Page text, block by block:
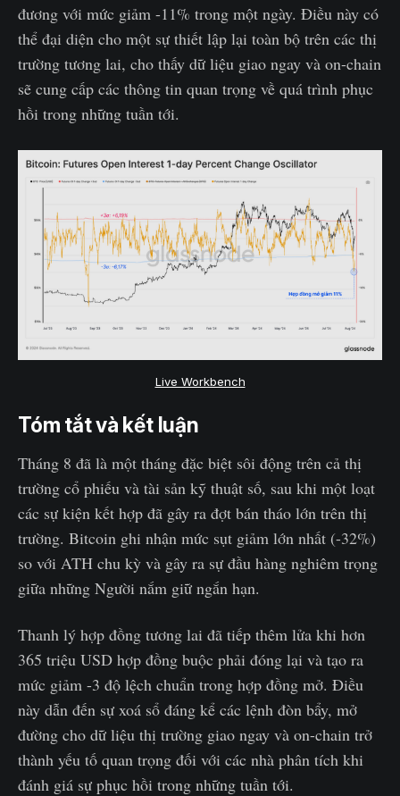
đương với mức giảm -11% trong một ngày. Điều này có
thể đại diện cho một sự thiết lập lại toàn bộ trên các thị
trường tương lai, cho thấy dữ liệu giao ngay và on-chain
sẽ cung cấp các thông tin quan trọng về quá trình phục
hồi trong những tuần tới.
Live Workbench
Tóm tắt và kết luận
Tháng 8 đã là một tháng đặc biệt sôi động trên cả thị
trường cổ phiếu và tài sản kỹ thuật số, sau khi một loạt
các sự kiện kết hợp đã gây ra đợt bán tháo lớn trên thị
trường. Bitcoin ghi nhận mức sụt giảm lớn nhất (-32%)
so với ATH chu kỳ và gây ra sự đầu hàng nghiêm trọng
giữa những Người nắm giữ ngắn hạn.
Thanh lý hợp đồng tương lai đã tiếp thêm lửa khi hơn
365 triệu USD hợp đồng buộc phải đóng lại và tạo ra
mức giảm -3 độ lệch chuẩn trong hợp đồng mở. Điều
này dẫn đến sự xoá sổ đáng kể các lệnh đòn bẩy, mở
đường cho dữ liệu thị trường giao ngay và on-chain trở
thành yếu tố quan trọng đối với các nhà phân tích khi
đánh giá sự phục hồi trong những tuần tới.